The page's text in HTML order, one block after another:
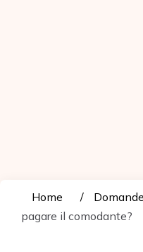
Home
pagare il comodante?